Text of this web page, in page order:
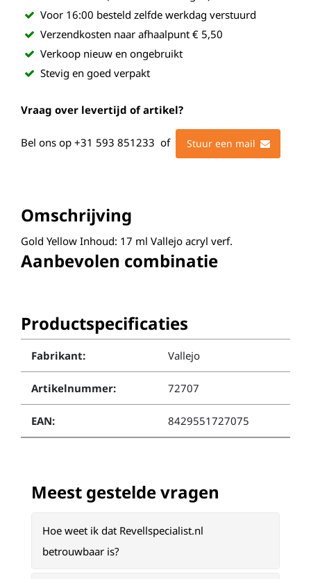
Voor 16:00 besteld zelfde werkdag verstuurd
Verzendkosten naar afhaalpunt € 5,50
Verkoop nieuw en ongebruikt
Stevig en goed verpakt
Vraag over levertijd of artikel?
Bel ons op +31 593 851233 of Stuur een mail
Omschrijving
Gold Yellow Inhoud: 17 ml Vallejo acryl verf.
Aanbevolen combinatie
Productspecificaties
Fabrikant: Vallejo
Artikelnummer: 72707
EAN: 8429551727075
Meest gestelde vragen
Hoe weet ik dat Revellspecialist.nl
betrouwbaar is?